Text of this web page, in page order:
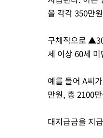
을 각각 350만
구체적으로
세 이상 60세
예를 들어 A씨
만원, 총 2100
대지급금을 지